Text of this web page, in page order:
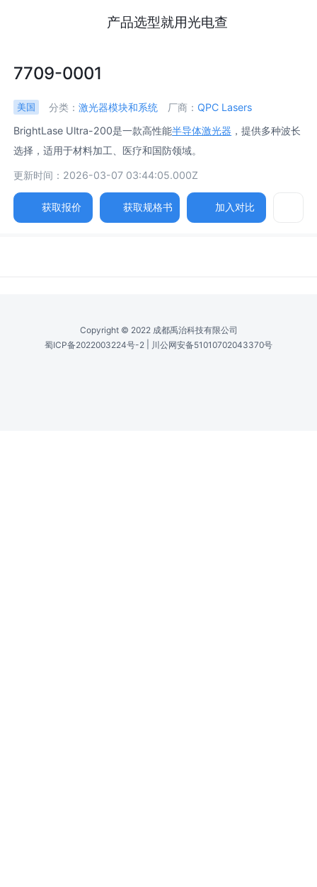
产品选型就用光电查
7709-0001
美国 分类： 激光器模块和系统 厂商： QPC Lasers
BrightLase Ultra-200是一款高性能半导体激光器 ，提供多种波长
选择，适用于材料加工、医疗和国防领域。
更新时间：2026-03-07 03:44:05.000Z
获取报价 获取规格书 加入对比
Copyright © 2022 成都禹治科技有限公司
蜀ICP备2022003224号-2
川公网安备51010702043370号